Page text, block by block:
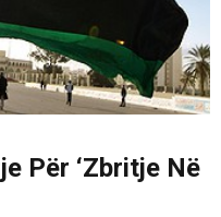
Për ‘Zbritje Në